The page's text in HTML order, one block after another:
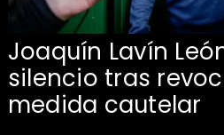
Joaquín Lavín
silencio tras
medida cautelar